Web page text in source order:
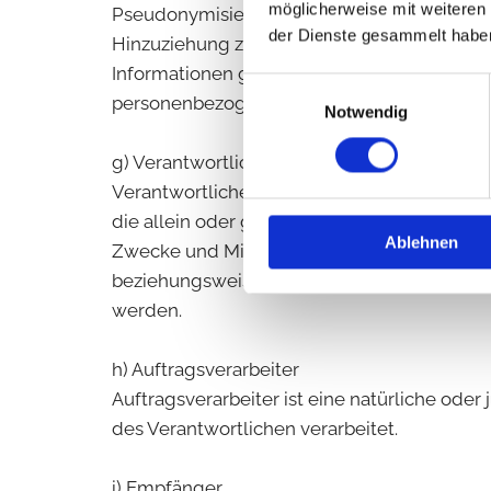
möglicherweise mit
der Dienste gesammelt
Einwilligungsauswahl
Notwendig
Ablehnen
Pseudonymisierung ist die Verarbeitung
Hinzuziehung zusätzlicher Informationen
Informationen gesondert aufbewahrt
personenbezogenen Daten nicht einer
g) Verantwortlicher oder für die
Verantwortlicher oder für die Verarbeitung
die allein oder gemeinsam mit anderen
Zwecke und Mittel dieser Verarbeitung
beziehungsweise können die bestimmten
werden.
h) Auftragsverarbeiter
Auftragsverarbeiter ist eine natürliche oder
des Verantwortlichen verarbeitet.